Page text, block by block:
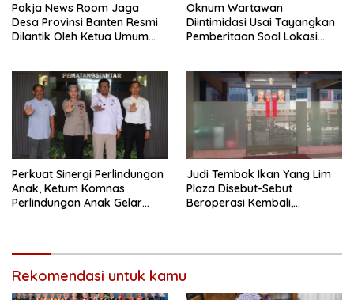
Pokja News Room Jaga
Desa Provinsi Banten Resmi
Dilantik Oleh Ketua Umum
Oknum Wartawan
Diintimidasi Usai Tayangkan
Pemberitaan Soal Lokasi
Perkuat Sinergi Perlindungan
Anak, Ketum Komnas
Perlindungan Anak Gelar
Judi Tembak Ikan Yang Lim
Plaza Disebut-Sebut
Beroperasi Kembali,
Rekomendasi untuk kamu